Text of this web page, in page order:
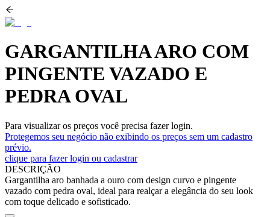
GARGANTILHA ARO COM
PINGENTE VAZADO E
PEDRA OVAL
Para visualizar os preços você precisa fazer login.
Protegemos seu negócio não exibindo os preços sem um cadastro
prévio.
clique para fazer login ou cadastrar
DESCRIÇÃO
Gargantilha aro banhada a ouro com design curvo e pingente
vazado com pedra oval, ideal para realçar a elegância do seu look
com toque delicado e sofisticado.